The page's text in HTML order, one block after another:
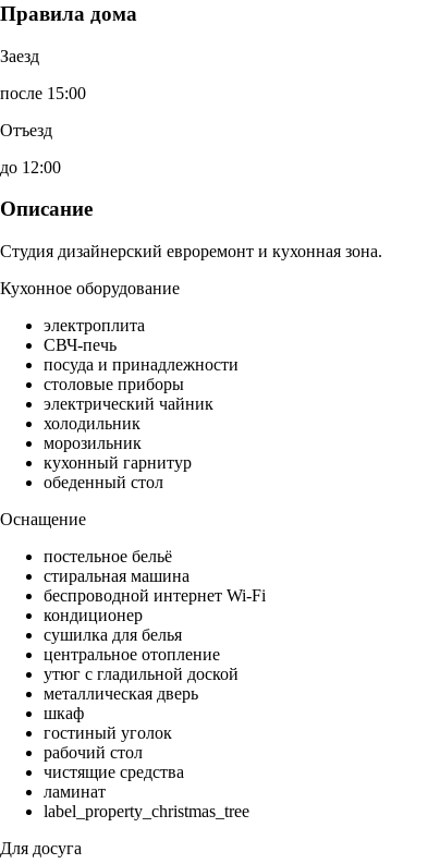
Правила дома
Заезд
после 15:00
Отъезд
до 12:00
Описание
Студия дизайнерский евроремонт и кухонная зона.
Кухонное оборудование
электроплита
СВЧ-печь
посуда и принадлежности
столовые приборы
электрический чайник
холодильник
морозильник
кухонный гарнитур
обеденный стол
Оснащение
постельное бельё
стиральная машина
беспроводной интернет Wi-Fi
кондиционер
сушилка для белья
центральное отопление
утюг с гладильной доской
металлическая дверь
шкаф
гостиный уголок
рабочий стол
чистящие средства
ламинат
label_property_christmas_tree
Для досуга